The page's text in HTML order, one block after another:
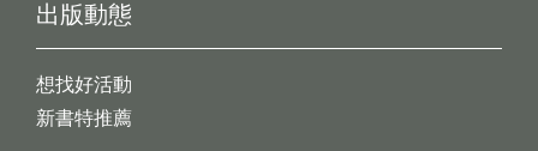
出版動態
想找好活動
新書特推薦